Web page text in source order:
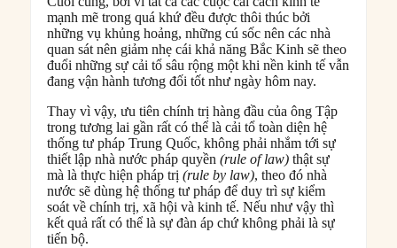
mạnh mẽ trong quá khứ đều được thôi thúc bởi
những vụ khủng hoảng, những cú sốc nên các nhà
quan sát nên giảm nhẹ cái khả năng Bắc Kinh sẽ theo
đuổi những sự cải tổ sâu rộng một khi nền kinh tế vẫn
đang vận hành tương đối tốt như ngày hôm nay.
Thay vì vậy, ưu tiên chính trị hàng đầu của ông Tập
trong tương lai gần rất có thể là cải tổ toàn diện hệ
thống tư pháp Trung Quốc, không phải nhắm tới sự
thiết lập nhà nước pháp quyền(rule of law) thật sự
mà là thực hiện pháp trị(rule by law), theo đó nhà
nước sẽ dùng hệ thống tư pháp để duy trì sự kiểm
soát về chính trị, xã hội và kinh tế. Nếu như vậy thì
kết quả rất có thể là sự đàn áp chứ không phải là sự
tiến bộ.